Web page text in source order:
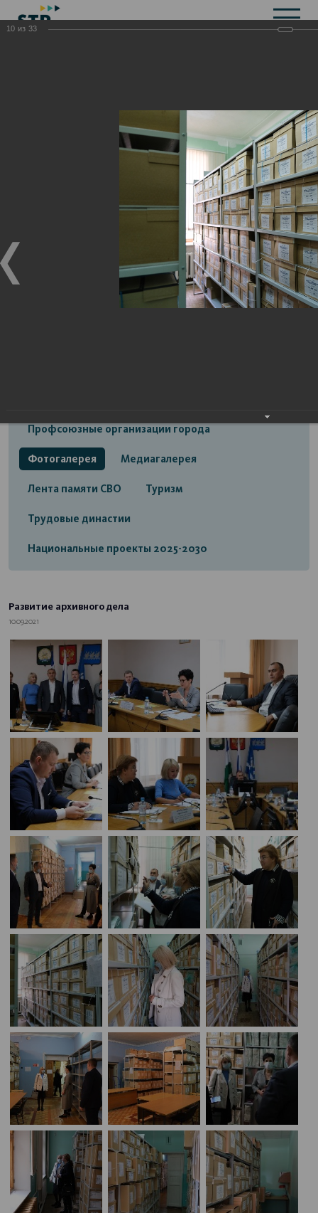
Справочная информация
Территориальные органы и представительства
Актуальная информация Открытые данные
Строительство
Жилищно-коммунальное хозяйство
Инвестиционная привлекательность
Профсоюзные организации города
Фотогалерея Медиагалерея
Лента памяти СВО Туризм
Трудовые династии
Национальные проекты 2025-2030
Развитие архивного дела
10.09.2021
10 из 33